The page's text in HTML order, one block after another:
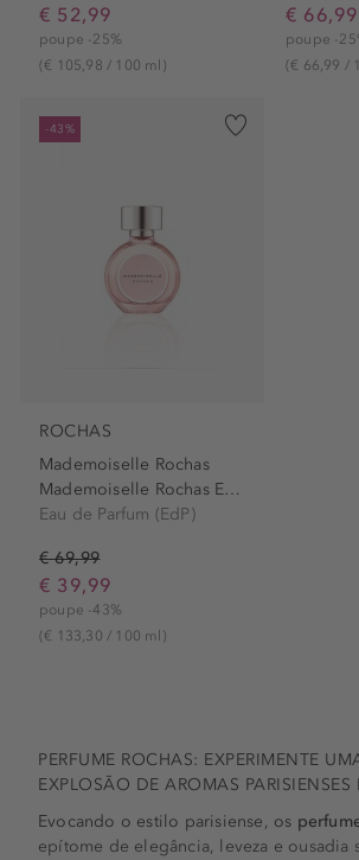
€ 52,99
poupe -25%
(€ 105,98 / 100 ml)
€ 66,99
poupe -
(€ 66,99 /
-43%
ROCHAS
Mademoiselle Rochas
Mademoiselle Rochas Eau de...
Eau de Parfum (EdP)
€ 69,99
€ 39,99
poupe -43%
(€ 133,30 / 100 ml)
PERFUME ROCHAS: EXPERIMENTE
EXPLOSÃO DE AROMAS
Evocando o estilo parisiense, os
epítome de elegância, leveza e ousadia